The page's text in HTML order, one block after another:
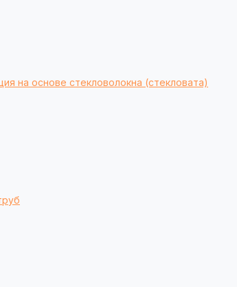
на основе стекловолокна (стекловата)